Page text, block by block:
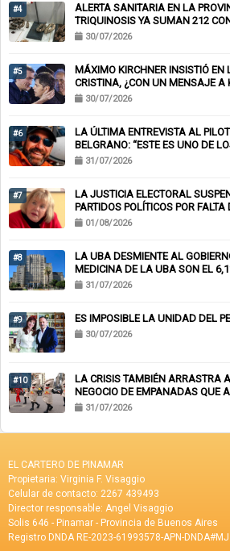
#4
ALERTA SANITARIA EN LA
TRIQUINOSIS YA SUMAN 212
30/07/2026
#5
MÁXIMO KIRCHNER INSISTIÓ
CRISTINA, ¿CON UN MENSAJE A
NERVIOSOS A MUCHOS»
30/07/2026
#6
LA ÚLTIMA ENTREVISTA AL
BELGRANO: “ESTE ES UNO DE
RIESGO”
31/07/2026
#7
LA JUSTICIA ELECTORAL
PARTIDOS POLÍTICOS POR
01/08/2026
#8
LA UBA DESMIENTE AL
MEDICINA DE LA UBA SON EL
31/07/2026
#9 ES IMPOSIBLE LA UNIDAD DEL
30/07/2026
#10
LA CRISIS TAMBIÉN ARRASTRA
NEGOCIO DE EMPANADAS QUE
CHEQUES RECHAZADOS Y PONE
31/07/2026
EL CARTERO DE PINAMAR
Propietaria: Virginia F. Visaggio
Celular de contacto: 2267 439493
Director responsable: Angel Visaggio
Solis 646 - Pinamar - Provincia de Buenos Aires
Registro DNDA RE-2023-61993578-APN-DNDA#MJ